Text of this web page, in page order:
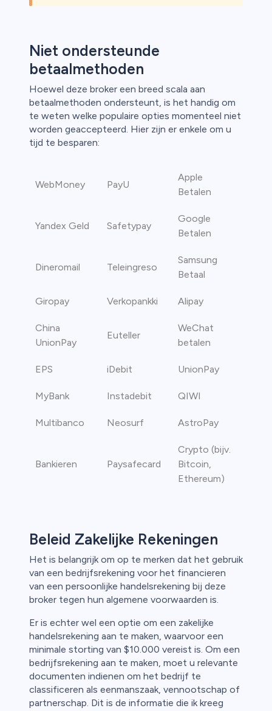
Niet ondersteunde
betaalmethoden
Hoewel deze broker een breed scala aan
betaalmethoden ondersteunt, is het handig om
te weten welke populaire opties momenteel niet
worden geaccepteerd. Hier zijn er enkele om u
tijd te besparen:
WebMoney PayU
Apple
Betalen
Yandex Geld Safetypay
Google
Betalen
Dineromail Teleingreso
Samsung
Betaal
Giropay Verkopankki Alipay
China
UnionPay
Euteller
WeChat
betalen
EPS iDebit UnionPay
MyBank Instadebit QIWI
Multibanco Neosurf AstroPay
Bankieren Paysafecard
Crypto (bijv.
Bitcoin,
Ethereum)
Beleid Zakelijke Rekeningen
Het is belangrijk om op te merken dat het gebruik
van een bedrijfsrekening voor het financieren
van een persoonlijke handelsrekening bij deze
broker tegen hun algemene voorwaarden is.
Er is echter wel een optie om een zakelijke
handelsrekening aan te maken, waarvoor een
minimale storting van $10.000 vereist is. Om een
bedrijfsrekening aan te maken, moet u relevante
documenten indienen om het bedrijf te
classificeren als eenmanszaak, vennootschap of
partnerschap. Dit is de informatie die ik kreeg